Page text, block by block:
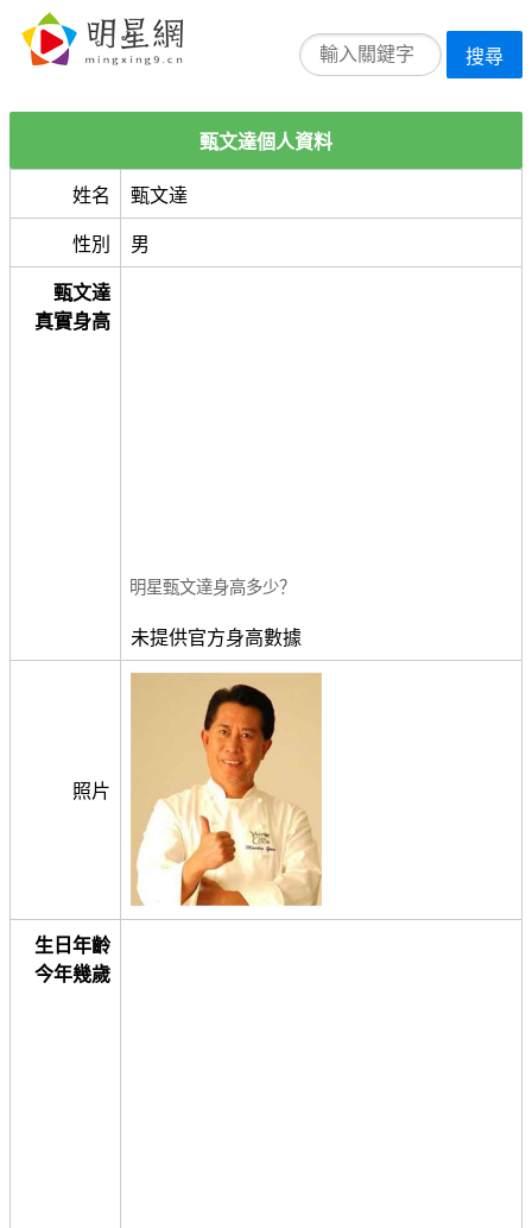
搜尋
甄文達個人資料
姓名 甄文達
性別 男
甄文達
真實身高
明星甄文達身高多少？
未提供官方身高數據
照片
生日年齡
今年幾歲